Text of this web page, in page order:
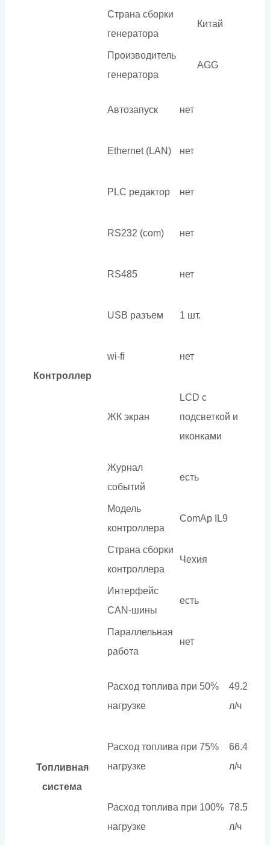
Страна сборки
генератора
Китай
Производитель
генератора
AGG
Контроллер
Автозапуск нет
Ethernet (LAN) нет
PLC редактор нет
RS232 (com) нет
RS485 нет
USB разъем 1 шт.
wi-fi нет
ЖК экран
LCD с
подсветкой и
иконками
Журнал
событий
есть
Модель
контроллера
ComAp IL9
Страна сборки
контроллера
Чехия
Интерфейс
CAN-шины
есть
Параллельная
работа
нет
Топливная
система
Расход топлива при 50%
нагрузке
49.2
л/ч
Расход топлива при 75%
нагрузке
66.4
л/ч
Расход топлива при 100%
нагрузке
78.5
л/ч